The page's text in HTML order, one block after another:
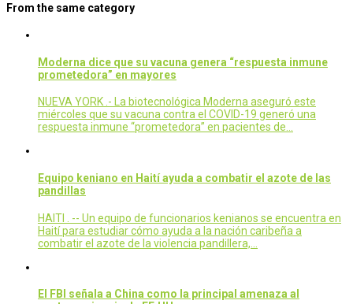
From the same category
Moderna dice que su vacuna genera “respuesta inmune
prometedora” en mayores
NUEVA YORK .- La biotecnológica Moderna aseguró este
miércoles que su vacuna contra el COVID-19 generó una
respuesta inmune “prometedora” en pacientes de…
Equipo keniano en Haití ayuda a combatir el azote de las
pandillas
HAITI . -- Un equipo de funcionarios kenianos se encuentra en
Haití para estudiar cómo ayuda a la nación caribeña a
combatir el azote de la violencia pandillera,…
El FBI señala a China como la principal amenaza al